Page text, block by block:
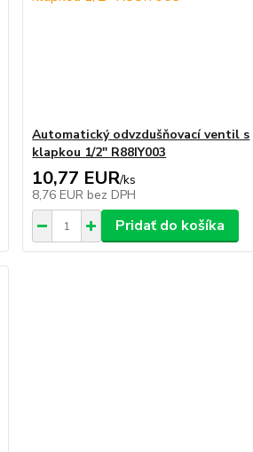
Automatický odvzdušňovací ventil s
klapkou 1/2" R88IY003
10,77 EUR/ks
8,76 EUR bez DPH
Pridať do košíka